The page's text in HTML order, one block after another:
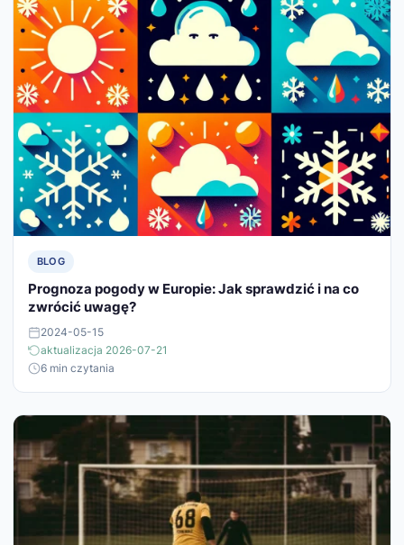
BLOG
Prognoza pogody w Europie: Jak sprawdzić i na co
zwrócić uwagę?
2024-05-15
aktualizacja 2026-07-21
6 min czytania